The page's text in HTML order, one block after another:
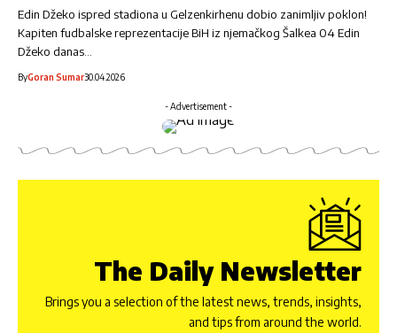
Edin Džeko ispred stadiona u Gelzenkirhenu dobio zanimljiv poklon!
Kapiten fudbalske reprezentacije BiH iz njemačkog Šalkea 04 Edin
Džeko danas…
ByGoran Sumar30.04.2026
- Advertisement -
The Daily Newsletter
Brings you a selection of the latest news, trends, insights,
and tips from around the world.